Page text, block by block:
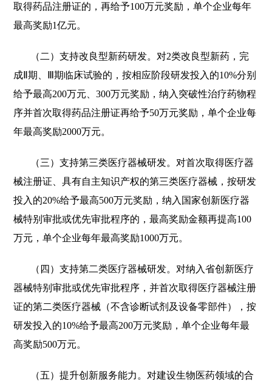
取得药品注册证的，再给予100万元奖励，单个企业每年
最高奖励1亿元。
（二）支持改良型新药研发。对2类改良型新药，完
成Ⅱ期、Ⅲ期临床试验的，按相应阶段研发投入的10%分别
给予最高200万元、300万元奖励，纳入突破性治疗药物程
序并首次取得药品注册证再给予50万元奖励，单个企业每
年最高奖励2000万元。
（三）支持第三类医疗器械研发。对首次取得医疗器
械注册证、具有自主知识产权的第三类医疗器械，按研发
投入的20%给予最高500万元奖励，纳入国家创新医疗器
械特别审批或优先审批程序的，最高奖励金额再提高100
万元，单个企业每年最高奖励1000万元。
（四）支持第二类医疗器械研发。对纳入省创新医疗
器械特别审批或优先审批程序，并首次取得医疗器械注册
证的第二类医疗器械（不含诊断试剂及设备零部件），按
研发投入的10%给予最高200万元奖励，单个企业每年最
高奖励500万元。
（五）提升创新服务能力。对建设生物医药领域的合